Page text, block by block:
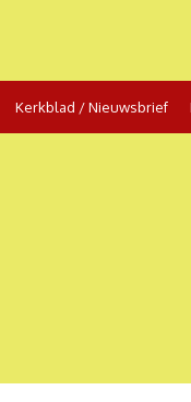
Kerkblad / Nieuwsbrief